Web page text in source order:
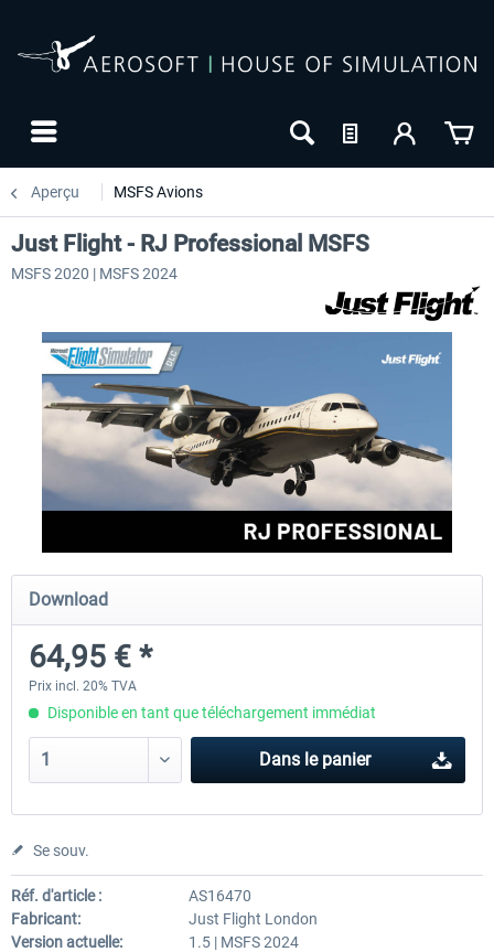
Aperçu MSFS Avions
FlightSim Studio - E-Jets 170/175
40,29 € *
Aerosoft Aircraft A340-
Just Flight - RJ Professional MSFS
MSFS 2020 | MSFS 2024
Download
64,95 € *
Prix incl. 20% TVA
Disponible en tant que téléchargement immédiat
Dans le panier
Se souv.
Réf. d'article :
AS16470
Fabricant:
Just Flight London
Version actuelle:
1.5 | MSFS 2024